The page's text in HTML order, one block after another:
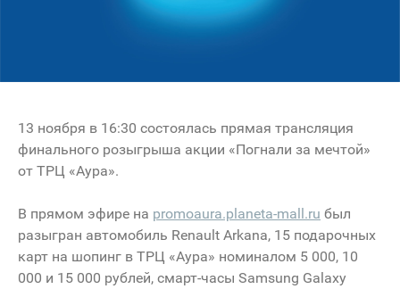
13 ноября в 16:30 состоялась прямая трансляция
финального розыгрыша акции «Погнали за мечтой»
от ТРЦ «Аура».
В прямом эфире на promoaura.planeta-mall.ru был
разыгран автомобиль Renault Arkana, 15 подарочных
карт на шопинг в ТРЦ «Аура» номиналом 5 000, 10
000 и 15 000 рублей, смарт-часы Samsung Galaxy